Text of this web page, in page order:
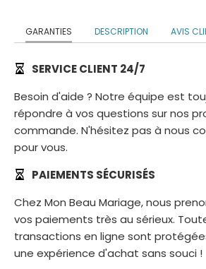
GARANTIES DESCRIPTION AVIS
SERVICE CLIENT 24/7
Besoin d'aide ? Notre équipe est
répondre à vos questions sur nos
commande. N'hésitez pas à nous
pour vous.
PAIEMENTS SÉCURISÉS
Chez Mon Beau Mariage, nous
vos paiements très au sérieux.
transactions en ligne sont
une expérience d'achat sans souci !